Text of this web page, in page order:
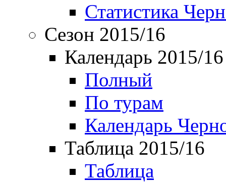
Статистика
Сезон 2015/16
Календарь 2015/16
Полный
По турам
Календарь
Таблица 2015/16
Таблица